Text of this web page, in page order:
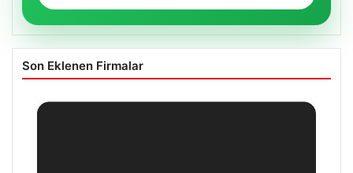
Son Eklenen Firmalar